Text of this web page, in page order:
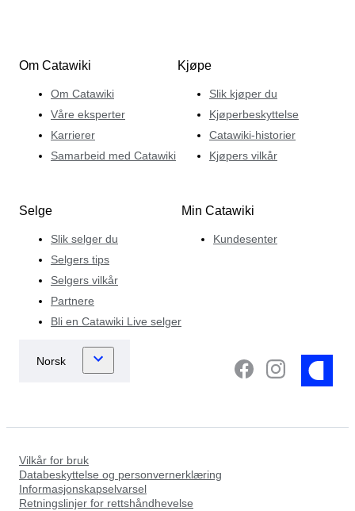
Om Catawiki
Om Catawiki
Våre eksperter
Karrierer
Samarbeid med Catawiki
Kjøpe
Slik kjøper du
Kjøperbeskyttelse
Catawiki-historier
Kjøpers vilkår
Selge
Slik selger du
Selgers tips
Selgers vilkår
Partnere
Bli en Catawiki Live selger
Min Catawiki
Kundesenter
Vilkår for bruk
Databeskyttelse og personvernerklæring
Informasjonskapselvarsel
Retningslinjer for rettshåndhevelse